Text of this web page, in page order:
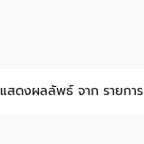
แสดงผลลัพธ์ จาก รายการ